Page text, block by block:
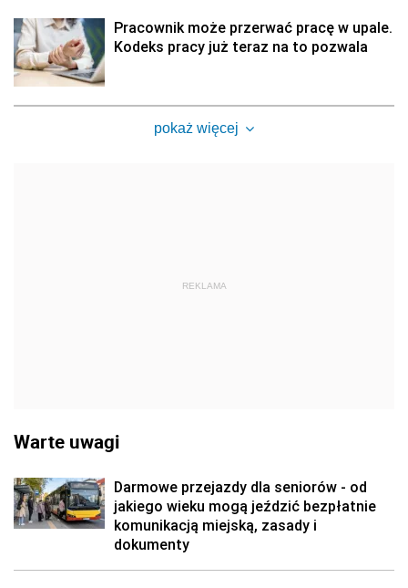
Pracownik może przerwać pracę w upale.
Kodeks pracy już teraz na to pozwala
pokaż więcej
REKLAMA
Warte uwagi
Darmowe przejazdy dla seniorów - od
jakiego wieku mogą jeździć bezpłatnie
komunikacją miejską, zasady i
dokumenty